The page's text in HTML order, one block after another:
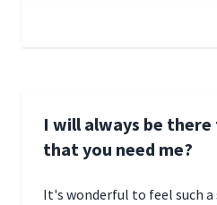
I will always be
that you need me?
It's wonderful to feel such